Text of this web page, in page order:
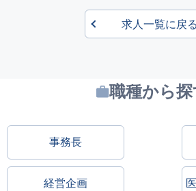
求人一覧に戻る
職種から
事務長
経営企画